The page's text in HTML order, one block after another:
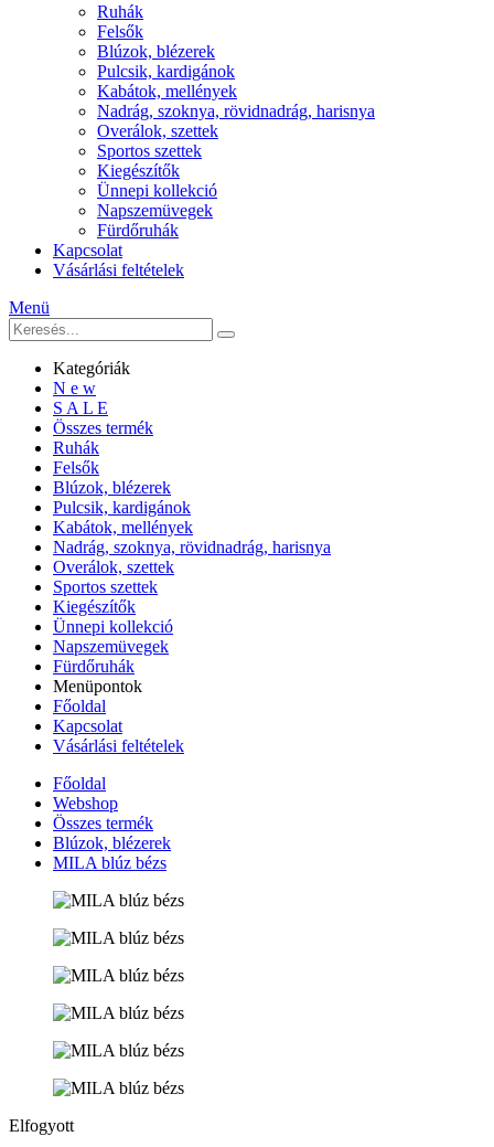
Ruhák
Felsők
Blúzok, blézerek
Pulcsik, kardigánok
Kabátok, mellények
Nadrág, szoknya, rövidnadrág, harisnya
Overálok, szettek
Sportos szettek
Kiegészítők
Ünnepi kollekció
Napszemüvegek
Fürdőruhák
Kapcsolat
Vásárlási feltételek
Menü
Kategóriák
N e w
S A L E
Összes termék
Ruhák
Felsők
Blúzok, blézerek
Pulcsik, kardigánok
Kabátok, mellények
Nadrág, szoknya, rövidnadrág, harisnya
Overálok, szettek
Sportos szettek
Kiegészítők
Ünnepi kollekció
Napszemüvegek
Fürdőruhák
Menüpontok
Főoldal
Kapcsolat
Vásárlási feltételek
Főoldal
Webshop
Összes termék
Blúzok, blézerek
MILA blúz bézs
Elfogyott